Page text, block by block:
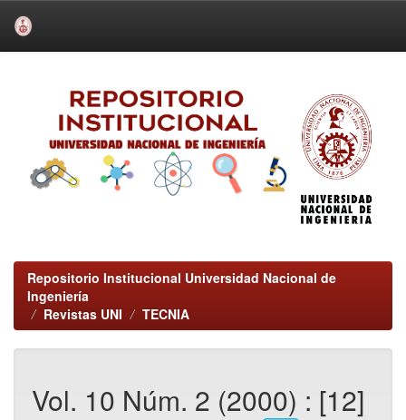
Repositorio Institucional Universidad Nacional de
Ingeniería
Revistas UNI
TECNIA
Vol. 10 Núm. 2 (2000) : [12]